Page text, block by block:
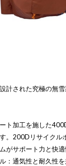
計された究極の無
ト加工を施した
。200Dリサイクル
がサポート力と快
：通気性と耐久性を